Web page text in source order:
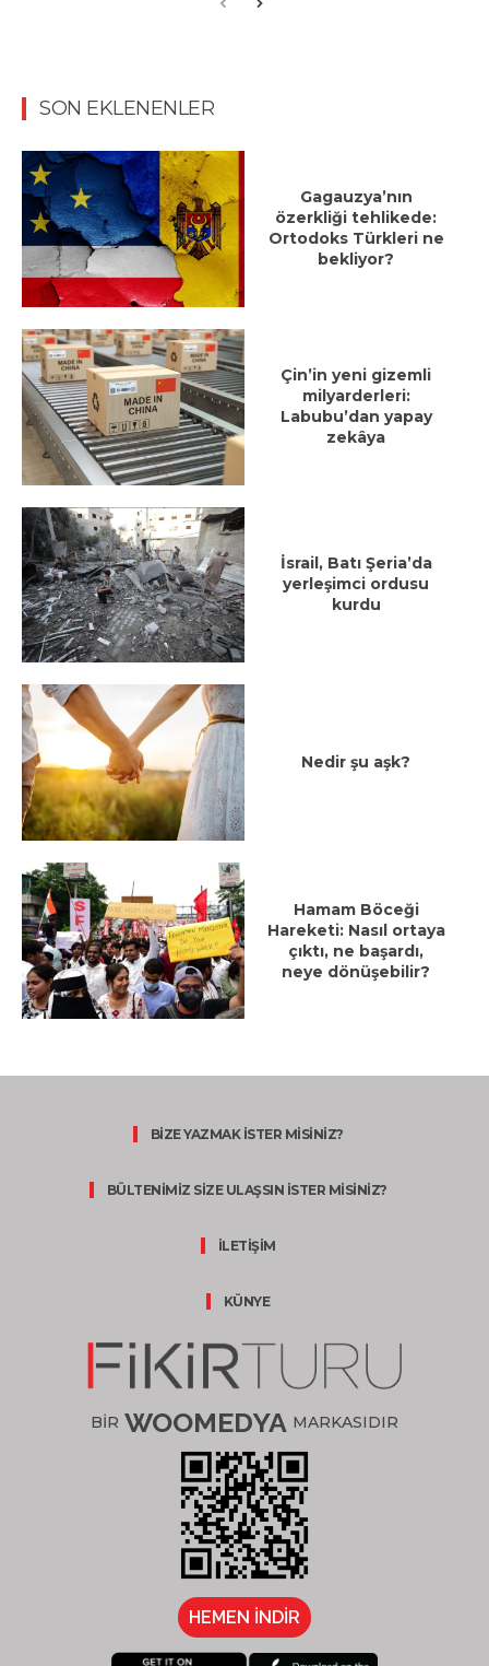
SON EKLENENLER
Gagauzya’nın
özerkliği tehlikede:
Ortodoks Türkleri ne
bekliyor?
Çin’in yeni gizemli
milyarderleri:
Labubu’dan yapay
zekâya
İsrail, Batı Şeria’da
yerleşimci ordusu
kurdu
Nedir şu aşk?
Hamam Böceği
Hareketi: Nasıl ortaya
çıktı, ne başardı,
neye dönüşebilir?
BİZE YAZMAK İSTER MİSİNİZ?
BÜLTENİMİZ SİZE ULAŞSIN İSTER MİSİNİZ?
İLETİŞİM
KÜNYE
BİR WOOMEDYA MARKASIDIR
HEMEN İNDİR